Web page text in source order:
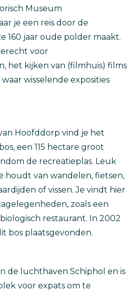
Museum
je een reis door de
160 jaar oude polder maakt.
voor
het kijken van (filmhuis) films
wisselende exposities
Hoofddorp vind je het
een 115 hectare groot
de recreatieplas. Leuk
houdt van wandelen, fietsen,
of vissen. Je vindt hier
zoals een
restaurant. In 2002
bos plaatsgevonden.
de luchthaven Schiphol en is
voor expats om te